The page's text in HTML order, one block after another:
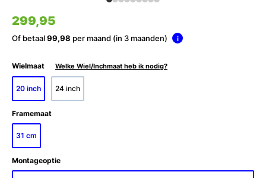
299,95
Of betaal99,98 per maand (in 3 maanden) i
Wielmaat Welke Wiel/Inchmaat heb ik nodig?
20 inch 24 inch
Framemaat
31 cm
Montageoptie